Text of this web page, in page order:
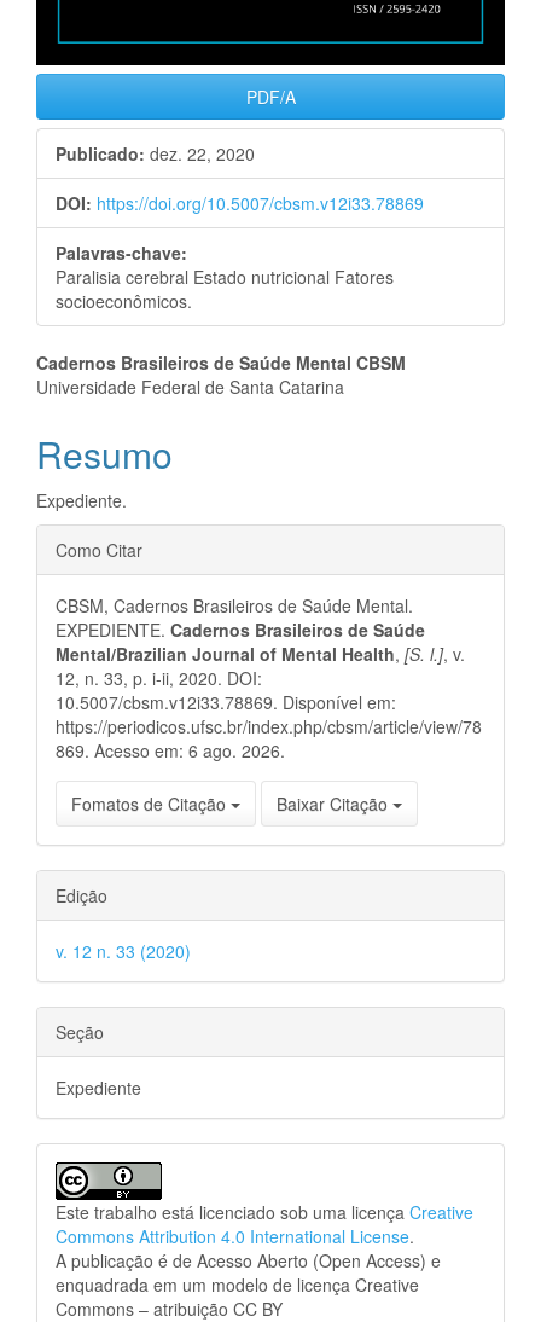
PDF/A
Publicado: dez. 22, 2020
DOI: https://doi.org/10.5007/cbsm.v12i33.78869
Palavras-chave:
Paralisia cerebral Estado nutricional Fatores
socioeconômicos.
Conteúdo
artigo
principal
Cadernos Brasileiros de Saúde Mental CBSM
Universidade Federal de Santa Catarina
Resumo
Expediente.
Detalhes
do
artigo
Como Citar
CBSM, Cadernos Brasileiros de Saúde Mental.
EXPEDIENTE. Cadernos Brasileiros de Saúde
Mental/Brazilian Journal of Mental Health, [S. l.], v.
12, n. 33, p. i-ii, 2020. DOI:
10.5007/cbsm.v12i33.78869. Disponível em:
https://periodicos.ufsc.br/index.php/cbsm/article/view/78
869. Acesso em: 6 ago. 2026.
Fomatos de Citação Baixar Citação
Edição
v. 12 n. 33 (2020)
Seção
Expediente
Este trabalho está licenciado sob uma licença Creative
Commons Attribution 4.0 International License.
A publicação é de Acesso Aberto (Open Access) e
enquadrada em um modelo de licença Creative
Commons – atribuição CC BY